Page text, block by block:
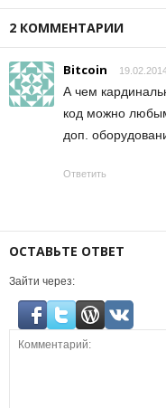
2 КОММЕНТАРИИ
Bitcoin
А чем
код можно
доп.
Ответить
ОСТАВЬТЕ ОТВЕТ
Зайти через: